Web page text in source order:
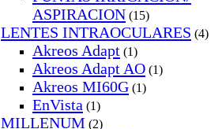
ASPIRACION (15)
LENTES INTRAOCULARES (4)
Akreos Adapt (1)
Akreos Adapt AO (1)
Akreos MI60G (1)
EnVista (1)
MILLENUM (2)